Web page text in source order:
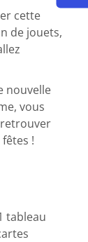
cette
de jouets,
nouvelle
vous
!
tableau